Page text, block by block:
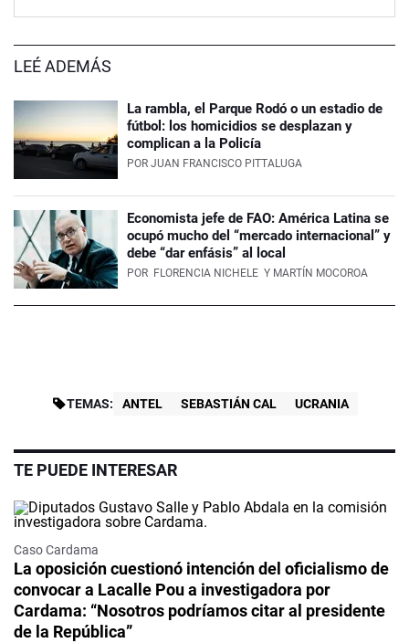
LEÉ ADEMÁS
La rambla, el Parque Rodó o un estadio de
fútbol: los homicidios se desplazan y
complican a la Policía
POR JUAN FRANCISCO PITTALUGA
Economista jefe de FAO: América Latina se
ocupó mucho del “mercado internacional” y
debe “dar enfásis” al local
POR FLORENCIA NICHELE Y MARTÍN MOCOROA
TEMAS: ANTEL SEBASTIÁN CAL UCRANIA
TE PUEDE INTERESAR
Caso Cardama
La oposición cuestionó intención del oficialismo de
convocar a Lacalle Pou a investigadora por
Cardama: “Nosotros podríamos citar al presidente
de la República”